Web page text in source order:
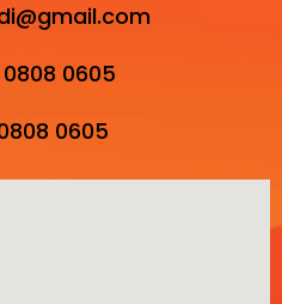
0808 0605
0605